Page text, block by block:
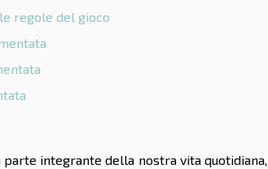
regole del gioco
integrante della nostra vita quotidiana,